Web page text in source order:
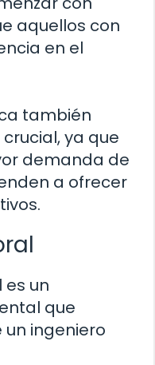
aquellos con
en el
también
ya que
demanda de
a ofrecer
es un
que
un ingeniero